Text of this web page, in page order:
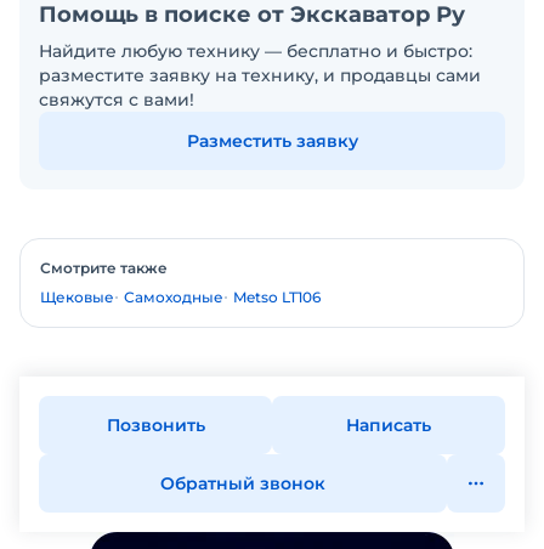
Помощь в поиске от Экскаватор Ру
Найдите любую технику — бесплатно и быстро:
разместите заявку на технику, и продавцы сами
свяжутся с вами!
Разместить заявку
Смотрите также
Щековые Самоходные Metso LT106
Позвонить Написать
Обратный звонок